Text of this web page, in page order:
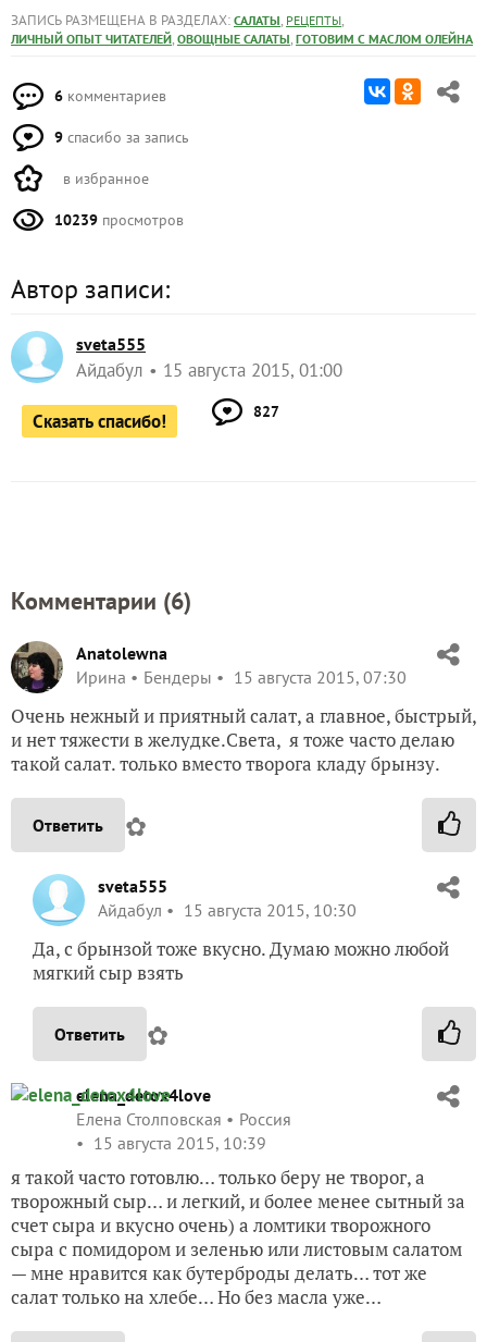
ЗАПИСЬ РАЗМЕЩЕНА В РАЗДЕЛАХ: САЛАТЫ, РЕЦЕПТЫ,
ЛИЧНЫЙ ОПЫТ ЧИТАТЕЛЕЙ, ОВОЩНЫЕ САЛАТЫ, ГОТОВИМ С МАСЛОМ ОЛЕЙНА
6 комментариев
9 спасибо за запись
в избранное
10239 просмотров
Автор записи:
sveta555
Айдабул 15 августа 2015, 01:00
Сказать спасибо! 827
Комментарии (6)
Anatolewna
Ирина
Бендеры 15 августа 2015, 07:30
Очень нежный и приятный салат, а главное, быстрый,
и нет тяжести в желудке.Света, я тоже часто делаю
такой салат. только вместо творога кладу брынзу.
Ответить ✿
sveta555
Айдабул
15 августа 2015, 10:30
Да, с брынзой тоже вкусно. Думаю можно любой
мягкий сыр взять
Ответить ✿
elena_detox4love
Елена Столповская
Россия
15 августа 2015, 10:39
я такой часто готовлю… только беру не творог, а
творожный сыр… и легкий, и более менее сытный за
счет сыра и вкусно очень) а ломтики творожного
сыра с помидором и зеленью или листовым салатом
— мне нравится как бутерброды делать… тот же
салат только на хлебе… Но без масла уже…